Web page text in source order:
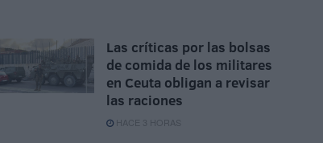
Las críticas por las bolsas
de comida de los militares
en Ceuta obligan a revisar
las raciones
HACE 3 HORAS